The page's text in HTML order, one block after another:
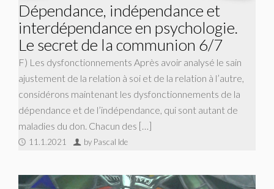
Dépendance, indépendance et
interdépendance en psychologie.
Le secret de la communion 6/7
F) Les dysfonctionnements Après avoir analysé le sain
ajustement de la relation à soi et de la relation à l’autre,
considérons maintenant les dysfonctionnements de la
dépendance et de l’indépendance, qui sont autant de
maladies du don. Chacun des […]
11.1.2021 by Pascal Ide